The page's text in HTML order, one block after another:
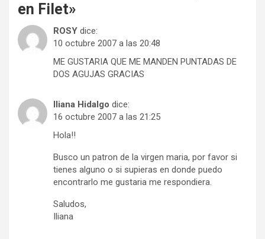
en Filet»
ROSY dice:
10 octubre 2007 a las 20:48
ME GUSTARIA QUE ME MANDEN PUNTADAS DE
DOS AGUJAS GRACIAS
Iliana Hidalgo dice:
16 octubre 2007 a las 21:25
Hola!!
Busco un patron de la virgen maria, por favor si
tienes alguno o si supieras en donde puedo
encontrarlo me gustaria me respondiera.
Saludos,
Iliana